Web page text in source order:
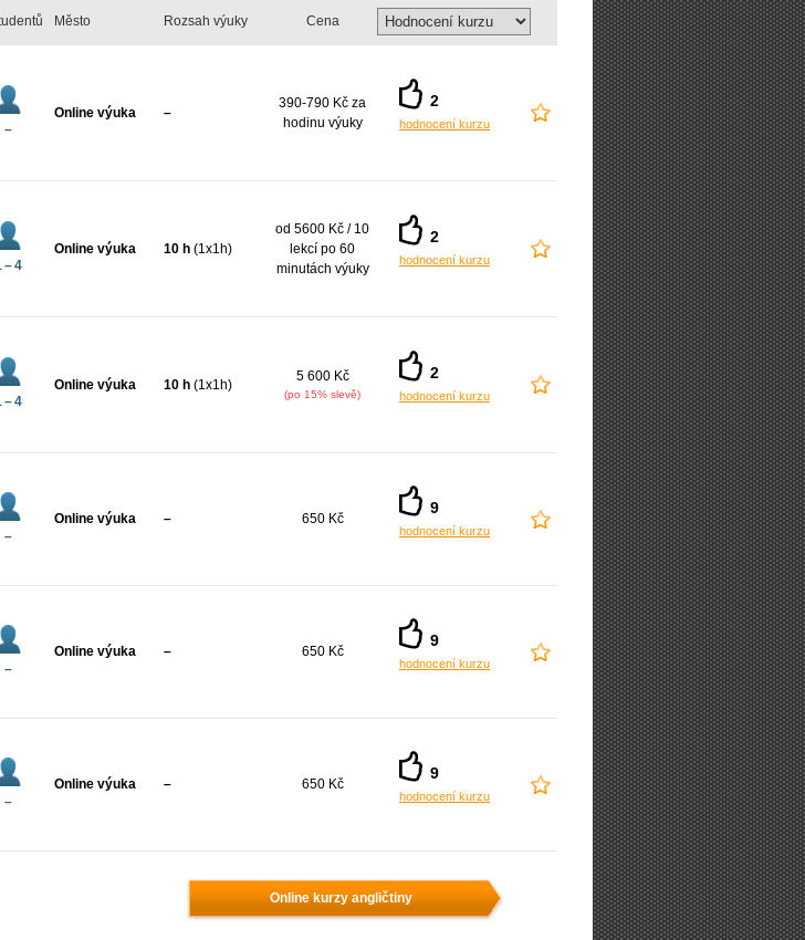
Město Rozsah výuky Cena
–
Online výuka –
390-790 Kč za
hodinu výuky
2
hodnocení kurzu
– 4
Online výuka 10 h (1x1h)
od 5600 Kč / 10
lekcí po 60
minutách výuky
2
hodnocení kurzu
– 4
Online výuka 10 h (1x1h)
5 600 Kč
(po 15% slevě)
2
hodnocení kurzu
–
Online výuka – 650 Kč
9
hodnocení kurzu
–
Online výuka – 650 Kč
9
hodnocení kurzu
–
Online výuka – 650 Kč
9
hodnocení kurzu
Online kurzy angličtiny